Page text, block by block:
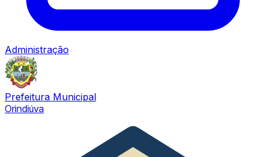
Administração
Prefeitura Municipal
Orindiúva